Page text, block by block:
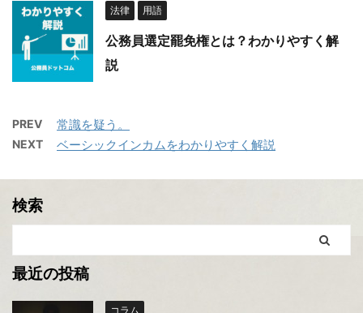
法律 用語
公務員選定罷免権とは？わかりやすく解
説
PREV 常識を疑う。
NEXT ベーシックインカムをわかりやすく解説
検索
最近の投稿
コラム